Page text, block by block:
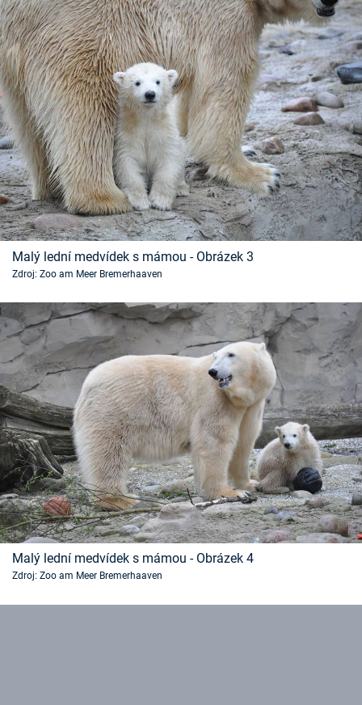
Malý lední medvídek s mámou - Obrázek 3
Zdroj: Zoo am Meer Bremerhaaven
Malý lední medvídek s mámou - Obrázek 4
Zdroj: Zoo am Meer Bremerhaaven